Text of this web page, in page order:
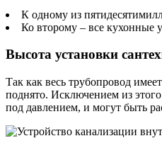
К одному из
Ко второму – все кухонные
Высота установки
Так как весь трубопровод
поднято. Исключением из
под давлением, и могут быть